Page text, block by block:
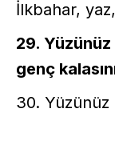
İlkbahar,
29.
genç
30. Yüzünüz